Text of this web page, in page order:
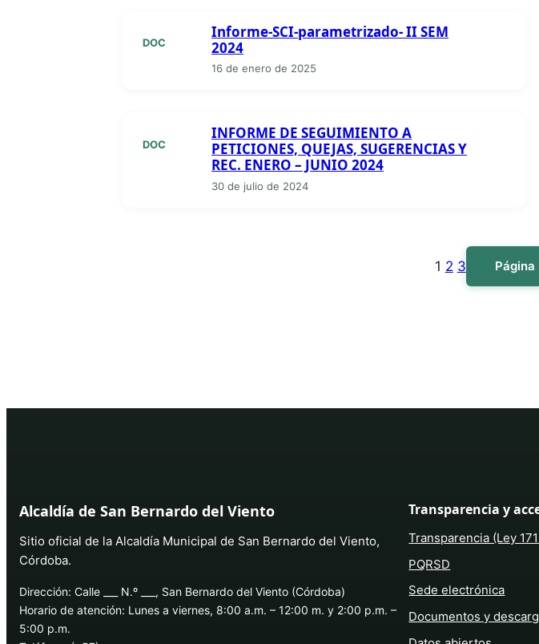
DOC
Informe-SCI-parametrizado- II SEM
2024
16 de enero de 2025
DOC
INFORME DE SEGUIMIENTO A
PETICIONES, QUEJAS, SUGERENCIAS Y
REC. ENERO – JUNIO 2024
30 de julio de 2024
1 2 3
Alcaldía de San Bernardo del Viento
Sitio oficial de la Alcaldía Municipal de San Bernardo del Viento,
Córdoba.
Dirección: Calle ___ N.º ___, San Bernardo del Viento (Córdoba)
Horario de atención: Lunes a viernes, 8:00 a.m. – 12:00 m. y 2:00 p.m. –
5:00 p.m.
Transparencia y
Transparencia (Ley
PQRSD
Sede electrónica
Documentos y